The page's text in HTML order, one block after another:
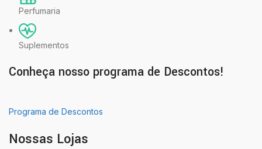
Perfumaria
Suplementos
Conheça nosso programa de Descontos!
Programa de Descontos
Nossas Lojas